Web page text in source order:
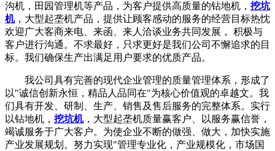
沟机，田园管理机等产品，为客户提供高质量的钻地机， 挖坑
机，大型起垄机产品，提供让顾客感动的服务的经营目标热忱
欢迎广大客商来电、来函、来人洽谈业务共同发展， 积极与
客户进行沟通。不求最好，只求更好是我们公司不懈追求的目
标。我们确保生产出满足用户要求的优质产品。
我公司具有完善的现代企业管理的质量管理体系，形成了
以"诚信创新永恒，精品人品同在"为核心价值观的卓越文。我
们具有开发、研制、生产、销售及售后服务的完整体系。实行
以钻地机， 挖坑机，大型起垄机质量赢客户、以服务赢信誉，
竭诚服务于广大客户。为使企业不断的做强、做大，加快实施
产业发展规划。努力实现"管理专业化，产业规模化，市场国